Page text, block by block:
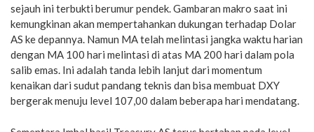
sejauh ini terbukti berumur pendek. Gambaran makro saat ini
kemungkinan akan mempertahankan dukungan terhadap Dolar
AS ke depannya. Namun MA telah melintasi jangka waktu harian
dengan MA 100 hari melintasi di atas MA 200 hari dalam pola
salib emas. Ini adalah tanda lebih lanjut dari momentum
kenaikan dari sudut pandang teknis dan bisa membuat DXY
bergerak menuju level 107,00 dalam beberapa hari mendatang.